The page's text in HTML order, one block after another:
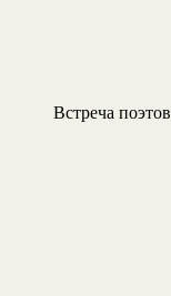
Встреча поэтов